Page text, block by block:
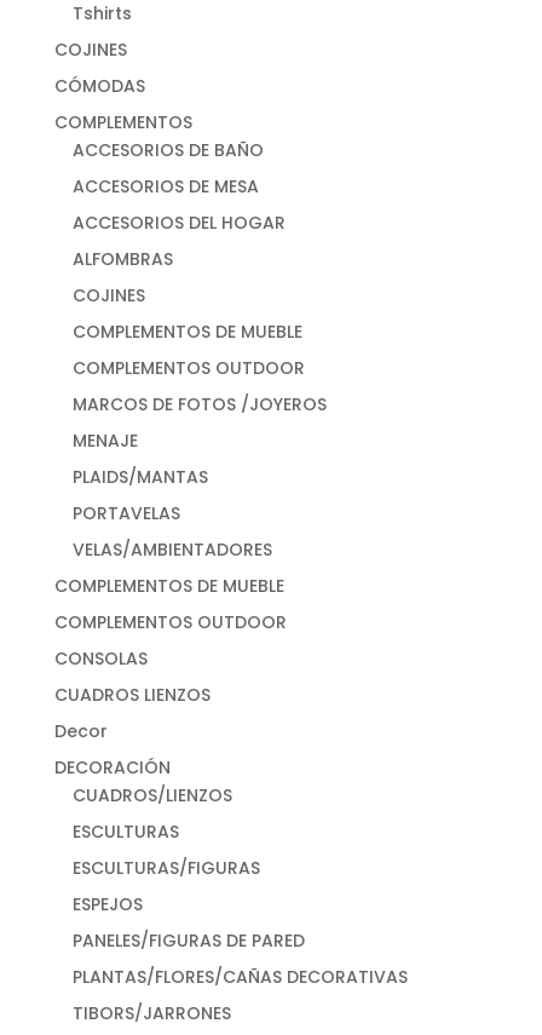
Tshirts
COJINES
CÓMODAS
COMPLEMENTOS
ACCESORIOS DE BAÑO
ACCESORIOS DE MESA
ACCESORIOS DEL HOGAR
ALFOMBRAS
COJINES
COMPLEMENTOS DE MUEBLE
COMPLEMENTOS OUTDOOR
MARCOS DE FOTOS /JOYEROS
MENAJE
PLAIDS/MANTAS
PORTAVELAS
VELAS/AMBIENTADORES
COMPLEMENTOS DE MUEBLE
COMPLEMENTOS OUTDOOR
CONSOLAS
CUADROS LIENZOS
Decor
DECORACIÓN
CUADROS/LIENZOS
ESCULTURAS
ESCULTURAS/FIGURAS
ESPEJOS
PANELES/FIGURAS DE PARED
PLANTAS/FLORES/CAÑAS DECORATIVAS
TIBORS/JARRONES